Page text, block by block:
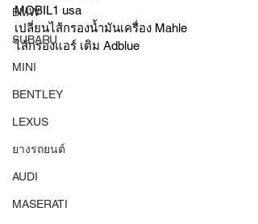
BMW
SUBARU
MINI
BENTLEY
LEXUS
ยางรถยนต์
AUDI
MASERATI
MOBIL1 usa
เปลี่ยนไส้กรองน้ำมันเครื่อง Mahle
ไส้กรองแอร์ เติม Adblue